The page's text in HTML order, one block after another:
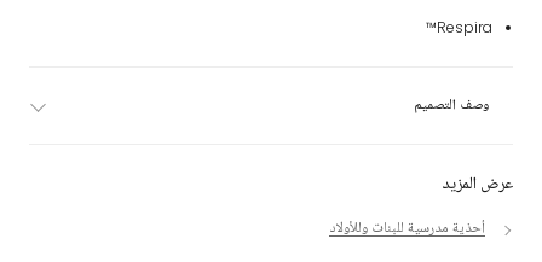
عرض المزيد
أحذية مدرسية للبنات وللأولاد
Respira™
وصف التصميم